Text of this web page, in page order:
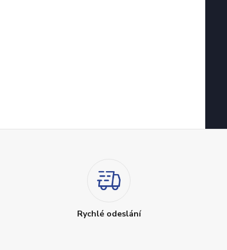
Rychlé odeslání